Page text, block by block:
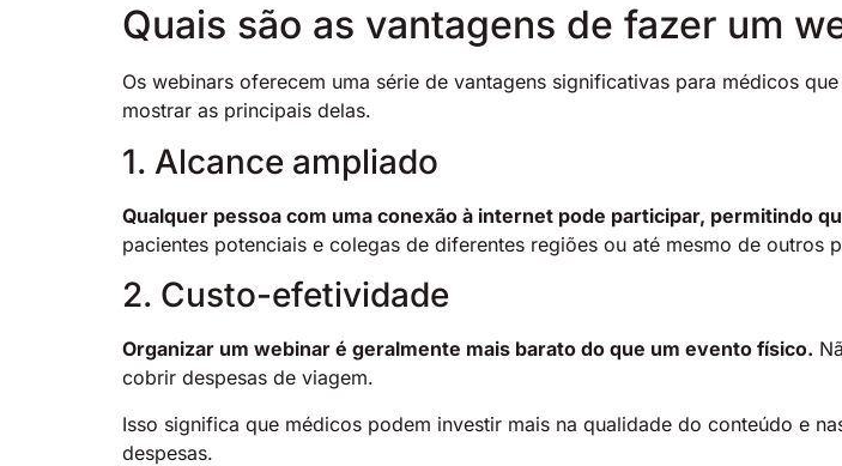
Quais são as vantagens de fazer um
Os webinars oferecem uma série de vantagens significativas para médicos
mostrar as principais delas.
1. Alcance ampliado
Qualquer pessoa com uma conexão à internet pode participar, permitindo
pacientes potenciais e colegas de diferentes regiões ou até mesmo de outros
2. Custo-efetividade
Organizar um webinar é geralmente mais barato do que um evento físico.
cobrir despesas de viagem.
Isso significa que médicos podem investir mais na qualidade do conteúdo e
despesas.